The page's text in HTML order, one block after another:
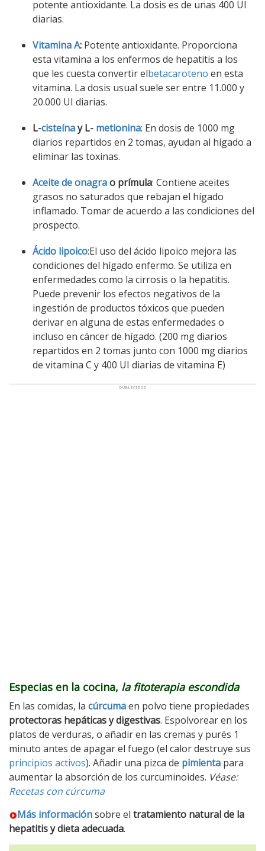
potente antioxidante. La dosis es de unas 400 UI
diarias.
Vitamina A: Potente antioxidante. Proporciona
esta vitamina a los enfermos de hepatitis a los
que les cuesta convertir elbetacaroteno en esta
vitamina. La dosis usual suele ser entre 11.000 y
20.000 UI diarias.
L-cisteínay L- metionina: En dosis de 1000 mg
diarios repartidos en 2 tomas, ayudan al hígado a
eliminar las toxinas.
Aceite de onagrao prímula: Contiene aceites
grasos no saturados que rebajan el hígado
inflamado. Tomar de acuerdo a las condiciones del
prospecto.
Ácido lipoico:El uso del ácido lipoico mejora las
condiciones del hígado enfermo. Se utiliza en
enfermedades como la cirrosis o la hepatitis.
Puede prevenir los efectos negativos de la
ingestión de productos tóxicos que pueden
derivar en alguna de estas enfermedades o
incluso en cáncer de hígado. (200 mg diarios
repartidos en 2 tomas junto con 1000 mg diarios
de vitamina C y 400 UI diarias de vitamina E)
Especias en la cocina, la fitoterapia escondida
En las comidas, la cúrcumaen polvo tiene propiedades
protectoras hepáticas y digestivas. Espolvorear en los
platos de verduras, o añadir en las cremas y purés 1
minuto antes de apagar el fuego (el calor destruye sus
principios activos). Añadir una pizca de pimienta para
aumentar la absorción de los curcuminoides. Véase:
Recetas con cúrcuma
Más informaciónsobre el tratamiento natural de la
hepatitis y dieta adecuada.